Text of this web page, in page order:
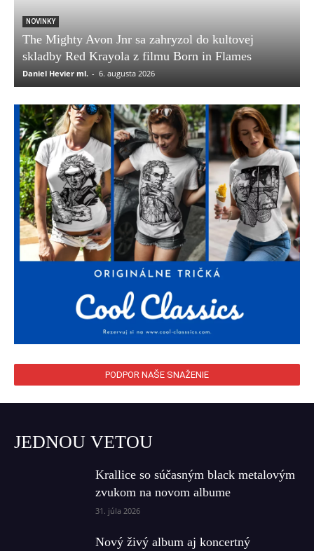
NOVINKY
The Mighty Avon Jnr sa zahryzol do kultovej
skladby Red Krayola z filmu Born in Flames
Daniel Hevier ml. - 6. augusta 2026
PODPOR NAŠE SNAŽENIE
JEDNOU VETOU
Krallice so súčasným black metalovým
zvukom na novom albume
31. júla 2026
Nový živý album aj koncertný